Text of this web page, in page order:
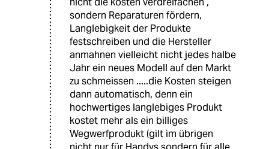
sondern Reparaturen fördern,
Langlebigkeit der Produkte
festschreiben und die Hersteller
anmahnen vielleicht nicht jedes halbe
Jahr ein neues Modell auf den Markt
zu schmeissen .....die Kosten steigen
dann automatisch, denn ein
hochwertiges langlebiges Produkt
kostet mehr als ein billiges
Wegwerfprodukt (gilt im übrigen